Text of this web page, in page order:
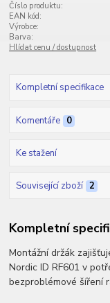
Číslo produktu:
EAN kód:
Výrobce:
Barva:
Hlídat cenu / dostupnost
Kompletní specifikace
Komentáře 0
Ke stažení
Související zboží 2
Kompletní
Montážní držák
Nordic ID RF601 v
bezproblémové šíření